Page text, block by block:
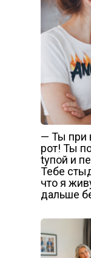
— Ты при
рот! Ты
tyпой и
Тебе
что я
дальше